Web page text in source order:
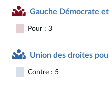
Gauche Démocrate
Pour : 3
Union des droites
Contre : 5